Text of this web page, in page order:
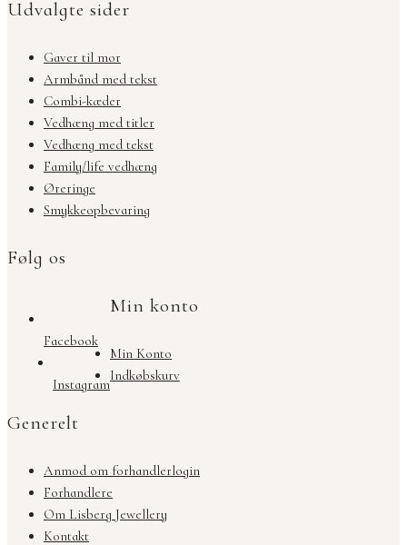
Udvalgte sider
Gaver til mor
Armbånd med tekst
Combi-kæder
Vedhæng med titler
Vedhæng med tekst
Family/life vedhæng
Øreringe
Smykkeopbevaring
Følg os
Facebook
Instagram
Min konto
Min Konto
Indkøbskurv
Generelt
Anmod om forhandlerlogin
Forhandlere
Om Lisberg Jewellery
Kontakt